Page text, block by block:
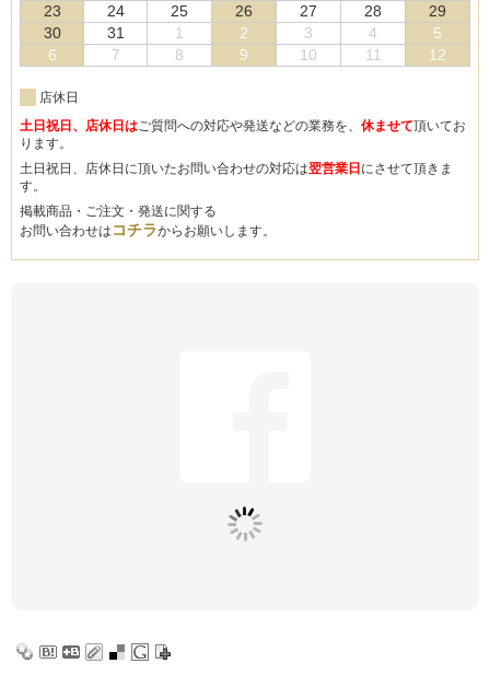
23
24 25 26 27 28
29
30
31 1 2 3 4
5
6
7 8 9 10 11 12
店休日
土日祝日、店休日はご質問への対応や発送などの業務を、 休ませて頂いてお
ります。
土日祝日、店休日に頂いたお問い合わせの対応は翌営業日 にさせて頂きま
す。
掲載商品・ご注文・発送に関する
お問い合わせは コチラからお願いします。